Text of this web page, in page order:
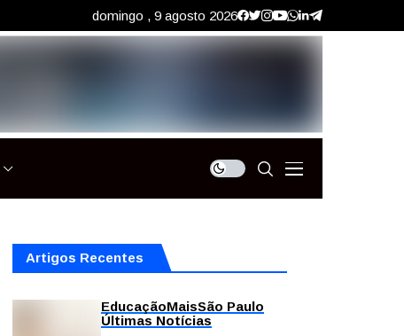
domingo , 9 agosto 2026
Artigos Recentes
EducaçãoMaisSão Paulo
Últimas Notícias